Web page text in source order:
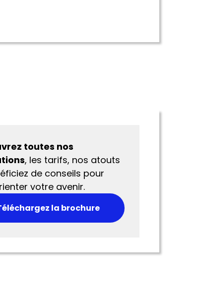
toutes nos
, les tarifs, nos atouts
de conseils pour
votre avenir.
la brochure